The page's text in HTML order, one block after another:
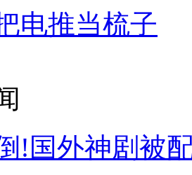
电推当梳子
!国外神剧被